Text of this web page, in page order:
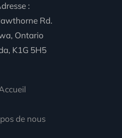
:
Rd.
Ontario
K1G 5H5
de nous